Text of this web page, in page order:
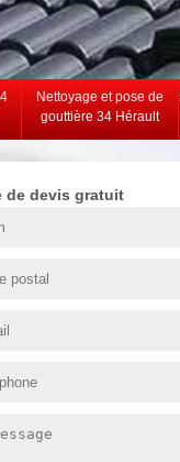
Nettoyage et pose de
gouttière 34 Hérault
de devis gratuit